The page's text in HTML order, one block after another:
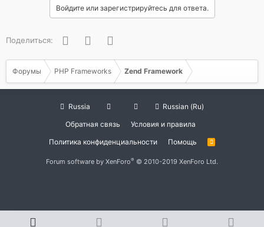
Войдите или зарегистрируйтесь для ответа.
Поделиться: FacebookTwitter
Форумы PHP Frameworks Zend Framework
Russia
Russian (Ru)
Обратная связь
Условия и правила
Политика конфиденциальности
Помощь
R
Forum software by XenForo® © 2010-2019 XenForo Ltd.